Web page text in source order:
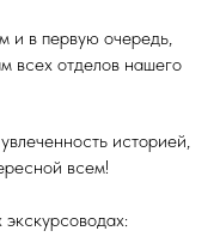
и в первую очередь,
всех отделов нашего
историей,
всем!